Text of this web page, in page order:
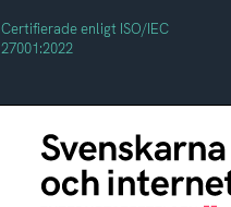
Certifierade enligt ISO/IEC
27001:2022
Svenskarna och
En årlig studie av svenska
internetvanor